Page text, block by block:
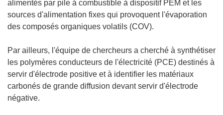
alimentés par pile à combustible à dispositif PEM et les
sources d'alimentation fixes qui provoquent l'évaporation
des composés organiques volatils (COV).
Par ailleurs, l'équipe de chercheurs a cherché à synthétiser
les polymères conducteurs de l'électricité (PCE) destinés à
servir d'électrode positive et à identifier les matériaux
carbonés de grande diffusion devant servir d'électrode
négative.